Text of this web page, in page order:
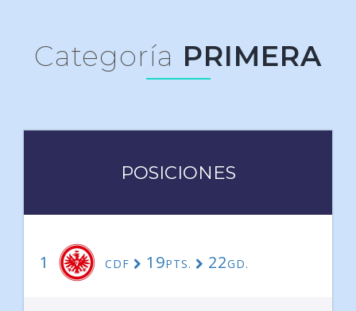
Categoría PRIMERA
POSICIONES
1 CDF 19PTS. 22GD.